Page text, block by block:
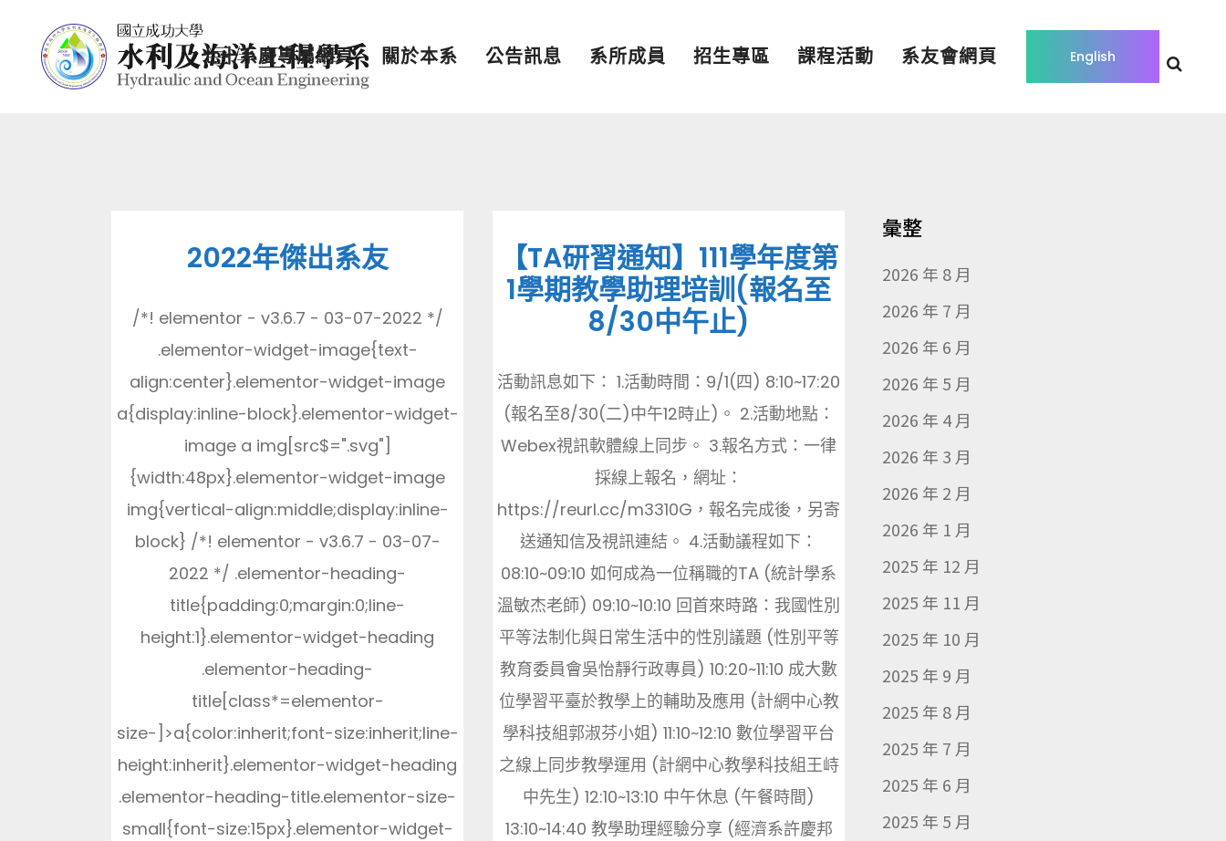
English
七十系慶專屬網頁 關於本系 公告訊息 系所成員 招生專區 課程活動 系友會網頁
2022年傑出系友
/*! elementor - v3.6.7 - 03-07-2022 */
.elementor-widget-image{text-
align:center}.elementor-widget-image
a{display:inline-block}.elementor-widget-
image a img[src$=".svg"]
{width:48px}.elementor-widget-image
img{vertical-align:middle;display:inline-
block} /*! elementor - v3.6.7 - 03-07-
2022 */ .elementor-heading-
title{padding:0;margin:0;line-
height:1}.elementor-widget-heading
.elementor-heading-
title[class*=elementor-
size-]>a{color:inherit;font-size:inherit;line-
height:inherit}.elementor-widget-heading
.elementor-heading-title.elementor-size-
small{font-size:15px}.elementor-widget-
【TA研習通知】111學年度第
1學期教學助理培訓(報名至
8/30中午止)
活動訊息如下： 1.活動時間：9/1(四) 8:10~17:20
(報名至8/30(二)中午12時止)。 2.活動地點：
Webex視訊軟體線上同步。 3.報名方式：一律
採線上報名，網址：
https://reurl.cc/m3310G，報名完成後，另寄
送通知信及視訊連結。 4.活動議程如下：
08:10~09:10 如何成為一位稱職的TA (統計學系
溫敏杰老師) 09:10~10:10 回首來時路：我國性別
平等法制化與日常生活中的性別議題 (性別平等
教育委員會吳怡靜行政專員) 10:20~11:10 成大數
位學習平臺於教學上的輔助及應用 (計網中心教
學科技組郭淑芬小姐) 11:10~12:10 數位學習平台
之線上同步教學運用 (計網中心教學科技組王峙
中先生) 12:10~13:10 中午休息 (午餐時間)
13:10~14:40 教學助理經驗分享 (經濟系許慶邦
彙整
2026 年 8 月
2026 年 7 月
2026 年 6 月
2026 年 5 月
2026 年 4 月
2026 年 3 月
2026 年 2 月
2026 年 1 月
2025 年 12 月
2025 年 11 月
2025 年 10 月
2025 年 9 月
2025 年 8 月
2025 年 7 月
2025 年 6 月
2025 年 5 月